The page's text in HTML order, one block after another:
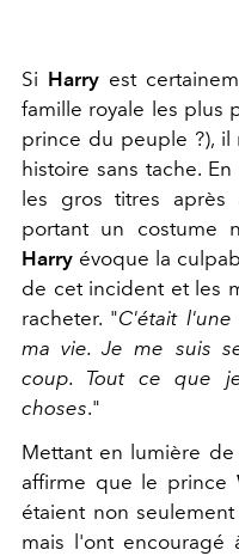
Si Harryest
famille royale les plus
prince du peuple ?),
histoire sans tache.
les gros titres
portant un costume
Harry évoque la
de cet incident et les
racheter. "C'était
ma vie. Je me suis
coup. Tout ce que
choses."
Mettant en lumière de
affirme que le prince
étaient non
mais l'ont encouragé